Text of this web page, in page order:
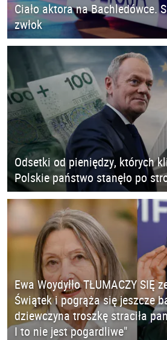
Ciało aktora na Bachledówce.
zwłok
Odsetki od pieniędzy, których
Polskie państwo stanęło po
Ewa Woydyłło TŁUMACZY SIĘ
Świątek i pogrąża się jeszcze
dziewczyna troszkę straciła
I to nie jest pogardliwe"